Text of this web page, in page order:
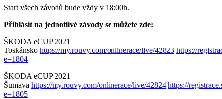
Start všech závodů bude vždy v 18:00h.
Přihlásit na jednotlivé závody se můžete zde:
ŠKODA eCUP 2021 |
Toskánsko https://my.rouvy.com/onlinerace/live/42823 https://
e=1804
ŠKODA eCUP 2021 |
Šumava https://my.rouvy.com/onlinerace/live/42824 https://
e=1805